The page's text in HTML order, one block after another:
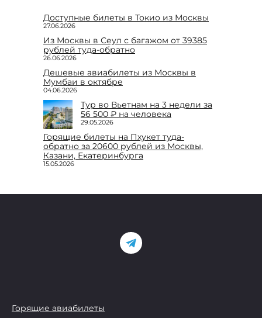
Доступные билеты в Токио из Москвы
27.06.2026
Из Москвы в Сеул с багажом от 39385
рублей туда-обратно
26.06.2026
Дешевые авиабилеты из Москвы в
Мумбаи в октябре
04.06.2026
Тур во Вьетнам на 3 недели за
56 500 ₽ на человека
29.05.2026
Горящие билеты на Пхукет туда-
обратно за 20600 рублей из Москвы,
Казани, Екатеринбурга
15.05.2026
Горящие авиабилеты